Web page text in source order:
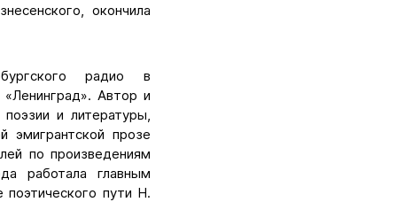
окончила
радио в
Автор и
и литературы,
эмигрантской прозе
по произведениям
работала главным
поэтического пути Н.